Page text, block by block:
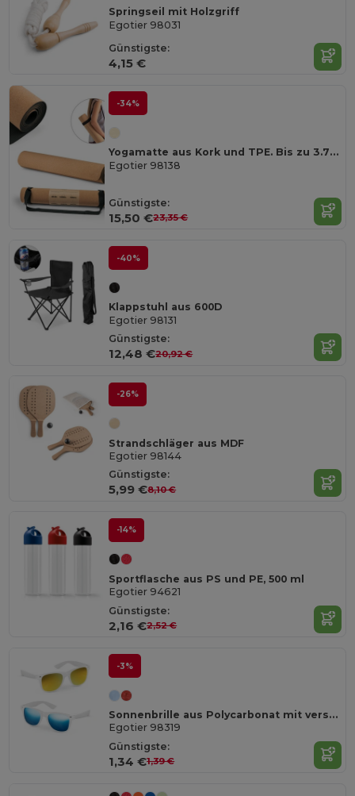
Springseil mit Holzgriff
Egotier 98031
Günstigste:
4,15 €
-34%
Yogamatte aus Kork und TPE. Bis zu 3.7 mm
Egotier 98138
Günstigste:
15,50 €23,35 €
-40%
Klappstuhl aus 600D
Egotier 98131
Günstigste:
12,48 €20,92 €
-26%
Strandschläger aus MDF
Egotier 98144
Günstigste:
5,99 €8,10 €
-14%
Sportflasche aus PS und PE, 500 ml
Egotier 94621
Günstigste:
2,16 €2,52 €
-3%
Sonnenbrille aus Polycarbonat mit verspiegelten Brillengläsern
Egotier 98319
Günstigste:
1,34 €1,39 €